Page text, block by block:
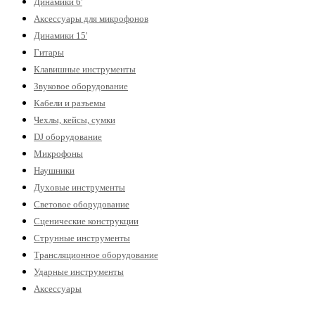
Аксессуары для микрофонов
Динамики 15'
Гитары
Клавишные инструменты
Звуковое оборудование
Кабели и разъемы
Чехлы, кейсы, сумки
DJ оборудование
Микрофоны
Наушники
Духовые инструменты
Световое оборудование
Сценические конструкции
Струнные инструменты
Трансляционное оборудование
Ударные инструменты
Аксессуары